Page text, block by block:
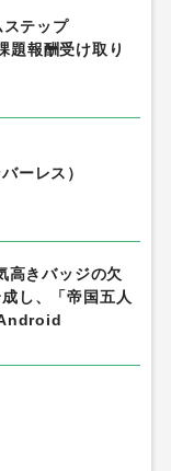
テップ
題報酬受け取り
ーレス）
きバッジの欠
し、「帝国五人